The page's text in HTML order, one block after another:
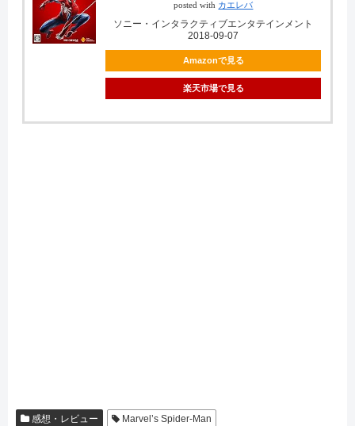
posted with カエレバ
ソニー・インタラクティブエンタテインメント
2018-09-07
Amazonで見る
楽天市場で見る
感想・レビュー Marvel’s Spider-Man